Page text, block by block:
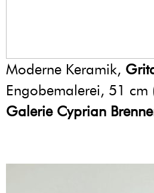
Moderne Keramik,
Engobemalerei, 51 cm
Galerie Cyprian